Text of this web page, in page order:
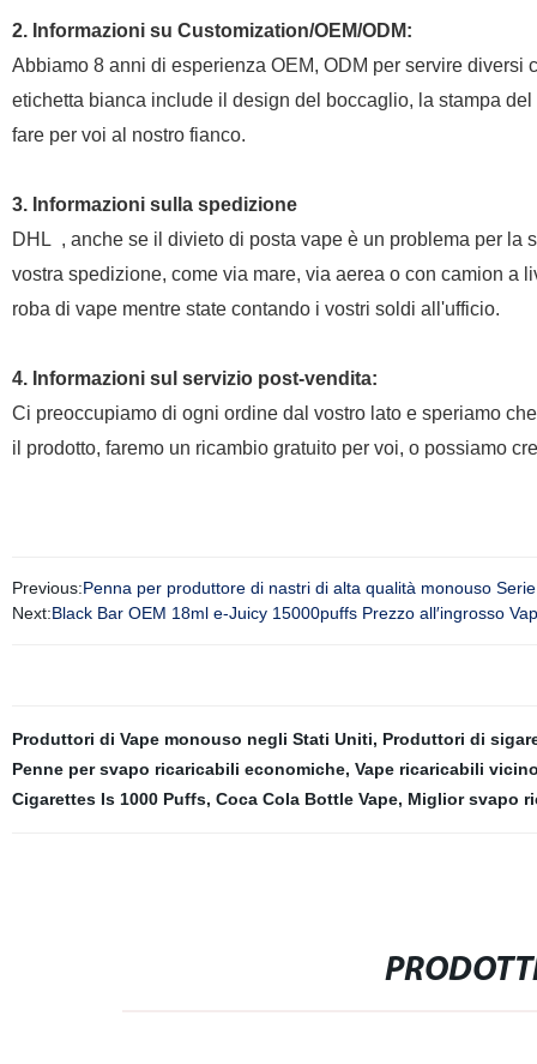
2. Informazioni su Customization/OEM/ODM:
Abbiamo 8 anni di esperienza OEM, ODM per servire
etichetta bianca include il design del boccaglio, la stampa
fare per voi al nostro fianco.
3. Informazioni sulla spedizione
DHL , anche se il divieto di posta vape è un problema per
vostra spedizione, come via mare, via aerea o con camion a
roba di vape mentre state contando i vostri soldi all'ufficio.
4. Informazioni sul servizio post-vendita:
Ci preoccupiamo di ogni ordine dal vostro lato e speriamo
il prodotto, faremo un ricambio gratuito per voi, o possiamo
Previous:Penna per produttore di nastri di alta qualità monouso
Next:Black Bar OEM 18ml e-Juicy 15000puffs Prezzo all′ingrosso
Produttori di Vape monouso negli Stati Uniti, Produttori di
Penne per svapo ricaricabili economiche, Vape ricaricabili
Cigarettes Is 1000 Puffs, Coca Cola Bottle Vape, Miglior svapo